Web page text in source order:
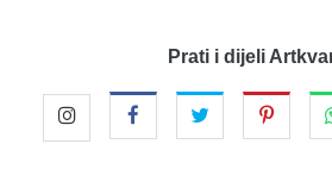
Prati i dijeli